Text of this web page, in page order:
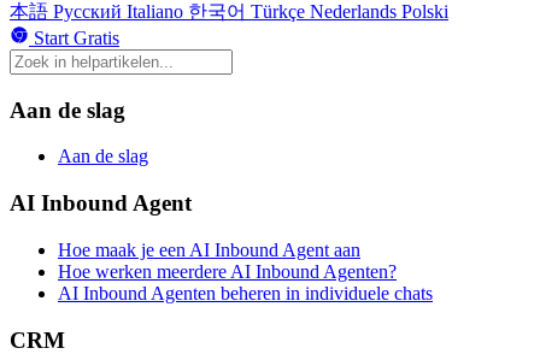
本語 Русский Italiano 한국어 Türkçe Nederlands Polski
Start Gratis
Aan de slag
Aan de slag
AI Inbound Agent
Hoe maak je een AI Inbound Agent aan
Hoe werken meerdere AI Inbound Agenten?
AI Inbound Agenten beheren in individuele chats
CRM